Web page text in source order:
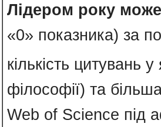
Лідером року
«0» показника) за
кількість цитувань
філософії) та
Web of Science під